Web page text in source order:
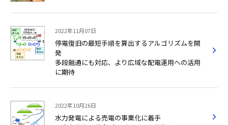
2022年11月07日
停電復旧の最短手順を算出するアルゴリズムを開
発
多段融通にも対応、より広域な配電運用への活用
に期待
2022年10月26日
水力発電による売電の事業化に着手